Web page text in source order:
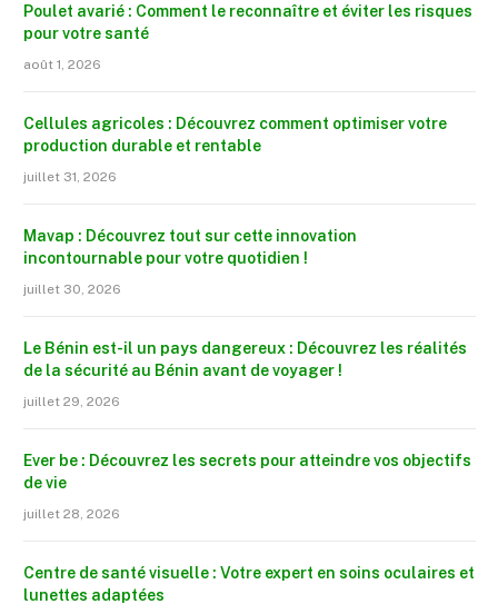
Poulet avarié : Comment le reconnaître et éviter les risques
pour votre santé
août 1, 2026
Cellules agricoles : Découvrez comment optimiser votre
production durable et rentable
juillet 31, 2026
Mavap : Découvrez tout sur cette innovation
incontournable pour votre quotidien !
juillet 30, 2026
Le Bénin est-il un pays dangereux : Découvrez les réalités
de la sécurité au Bénin avant de voyager !
juillet 29, 2026
Ever be : Découvrez les secrets pour atteindre vos objectifs
de vie
juillet 28, 2026
Centre de santé visuelle : Votre expert en soins oculaires et
lunettes adaptées